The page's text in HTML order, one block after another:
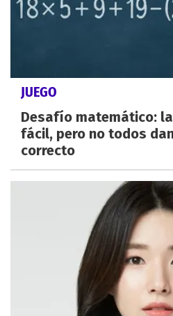
JUEGO
Desafío matemático:
fácil, pero no todos
correcto